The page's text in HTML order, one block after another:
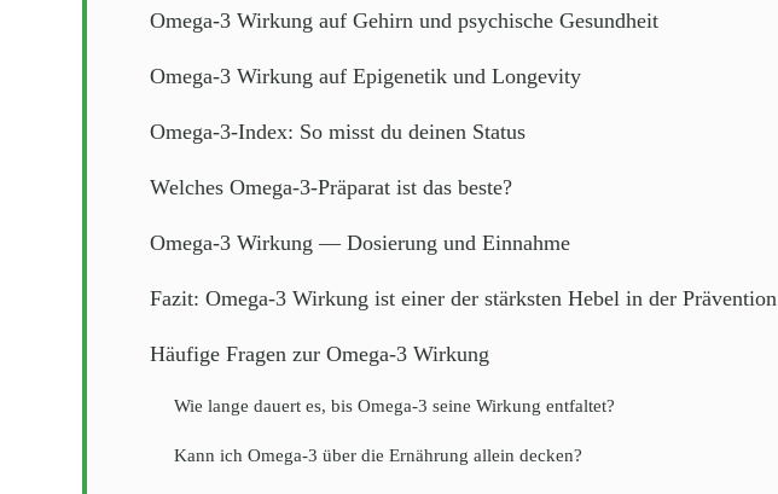
Omega-3 Wirkung auf Gehirn und psychische Gesundheit
Omega-3 Wirkung auf Epigenetik und Longevity
Omega-3-Index: So misst du deinen Status
Welches Omega-3-Präparat ist das beste?
Omega-3 Wirkung — Dosierung und Einnahme
Fazit: Omega-3 Wirkung ist einer der stärksten Hebel in der Prävention
Häufige Fragen zur Omega-3 Wirkung
Wie lange dauert es, bis Omega-3 seine Wirkung entfaltet?
Kann ich Omega-3 über die Ernährung allein decken?